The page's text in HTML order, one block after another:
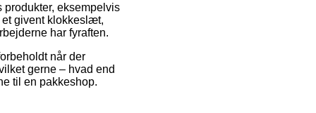
eksempelvis
givent klokkeslæt,
har fyraften.
når der
gerne – hvad end
til en pakkeshop.